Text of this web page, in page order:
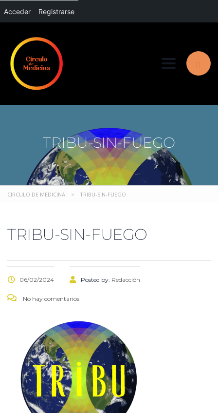
Acceder Registrarse
Toggle
TRIBU-SIN-FUEGO
CIRCULO DE MEDICINA > TRIBU-SIN-FUEGO
TRIBU-SIN-FUEGO
06/02/2024 Posted by: Redacción
No hay comentarios